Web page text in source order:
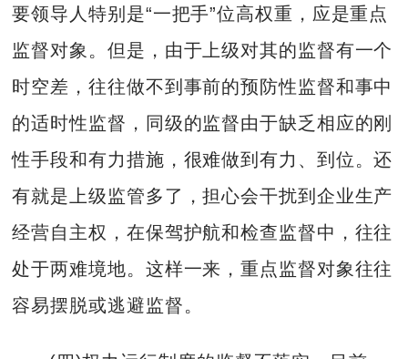
要领导人特别是“一把手”位高权重，应是重点
监督对象。但是，由于上级对其的监督有一个
时空差，往往做不到事前的预防性监督和事中
的适时性监督，同级的监督由于缺乏相应的刚
性手段和有力措施，很难做到有力、到位。还
有就是上级监管多了，担心会干扰到企业生产
经营自主权，在保驾护航和检查监督中，往往
处于两难境地。这样一来，重点监督对象往往
容易摆脱或逃避监督。